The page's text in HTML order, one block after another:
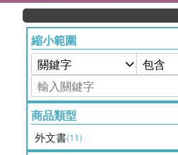
縮小範圍
商品類型
外文書(11)